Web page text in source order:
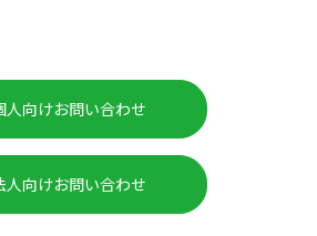
人向けお問い合わせ
人向けお問い合わせ